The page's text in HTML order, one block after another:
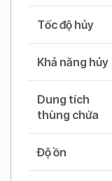
Tốc độ hủy
Khả năng hủy
Dung tích
thùng chứa
Độ ồn